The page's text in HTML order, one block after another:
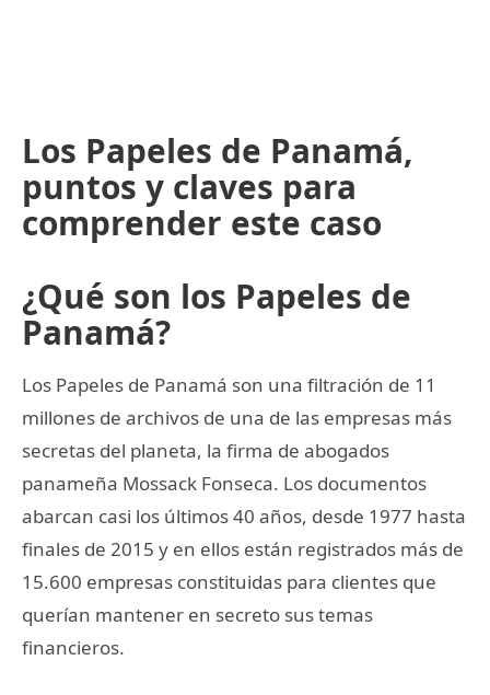
Los Papeles de Panamá,
puntos y claves para
comprender este caso
¿Qué son los Papeles de
Panamá?
Los Papeles de Panamá son una filtración de 11
millones de archivos de una de las empresas más
secretas del planeta, la firma de abogados
panameña Mossack Fonseca. Los documentos
abarcan casi los últimos 40 años, desde 1977 hasta
finales de 2015 y en ellos están registrados más de
15.600 empresas constituidas para clientes que
querían mantener en secreto sus temas
financieros.